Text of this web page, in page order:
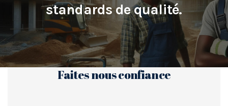
standards de qualité.
Faites nous confiance